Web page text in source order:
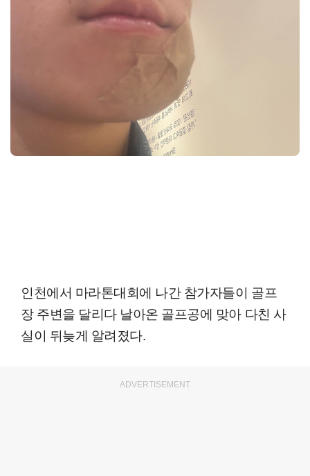
인천에서 마라톤대회에 나간 참가자들이 골프
장 주변을 달리다 날아온 골프공에 맞아 다친 사
실이 뒤늦게 알려졌다.
ADVERTISEMENT